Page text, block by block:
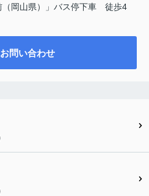
（岡山県）」バス停下車 徒歩4
お問い合わせ